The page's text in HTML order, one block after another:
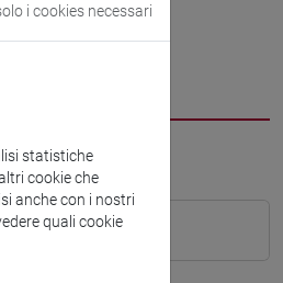
i cookies necessari
statistiche
cookie che
anche con i nostri
quali cookie